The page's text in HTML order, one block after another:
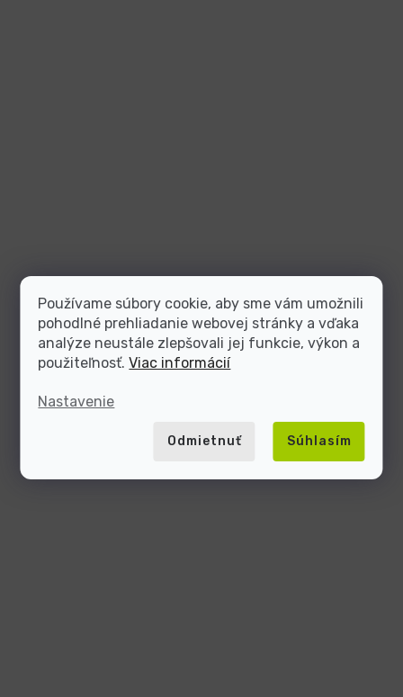
Používame súbory cookie, aby sme vám umožnili
pohodlné prehliadanie webovej stránky a vďaka
analýze neustále zlepšovali jej funkcie, výkon a
použiteľnosť.Viac informácií
Nastavenie
Odmietnuť Súhlasím